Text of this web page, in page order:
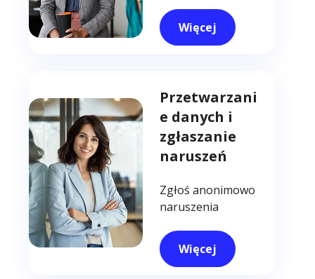
Więcej
Przetwarzani
e danych i
zgłaszanie
naruszeń
Zgłoś anonimowo
naruszenia
Więcej